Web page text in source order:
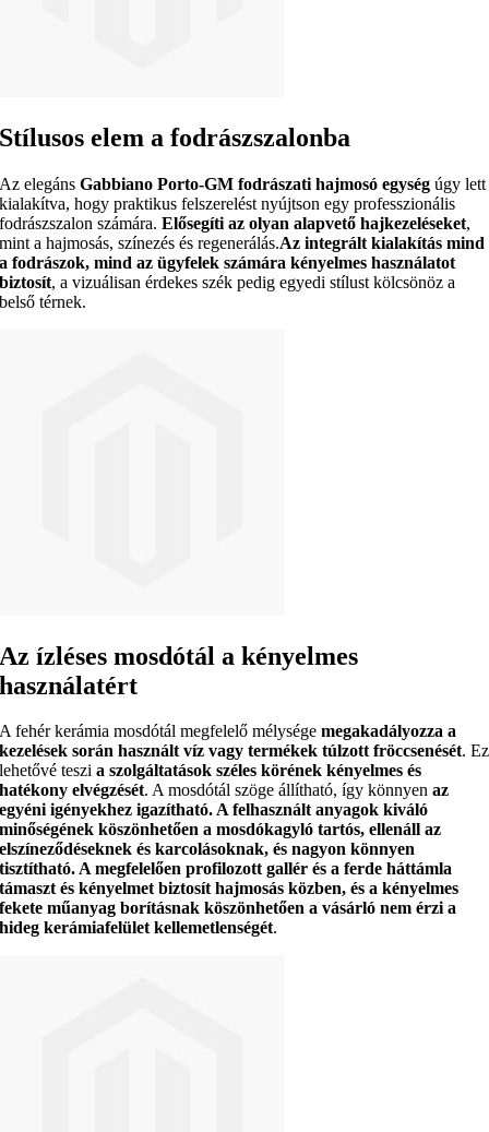
Stílusos elem a fodrászszalonba
Az elegánsGabbiano Porto-GM fodrászati hajmosó egység úgy lett
kialakítva, hogy praktikus felszerelést nyújtson egy professzionális
fodrászszalon számára.Elősegíti az olyan alapvető hajkezeléseket,
mint a hajmosás, színezés és regenerálás.Az integrált kialakítás mind
a fodrászok, mind az ügyfelek számára kényelmes használatot
biztosít, a vizuálisan érdekes szék pedig egyedi stílust kölcsönöz a
belső térnek.
Az ízléses mosdótál a kényelmes
használatért
A fehér kerámia mosdótál megfelelő mélységemegakadályozza a
kezelések során használt víz vagy termékek túlzott fröccsenését. Ez
lehetővé teszia szolgáltatások széles körének kényelmes és
hatékony elvégzését. A mosdótál szöge állítható, így könnyenaz
egyéni igényekhezigazítható. A felhasznált anyagok kiváló
minőségének köszönhetően a mosdókagylótartós, ellenáll az
elszíneződéseknek és karcolásoknak, és nagyon könnyen
tisztítható. A megfelelően profilozott gallér és a ferde háttámla
támaszt és kényelmetbiztosít hajmosás közben, és akényelmes
fekete műanyag borításnak köszönhetően a vásárló nem érzi a
hideg kerámiafelület kellemetlenségét.